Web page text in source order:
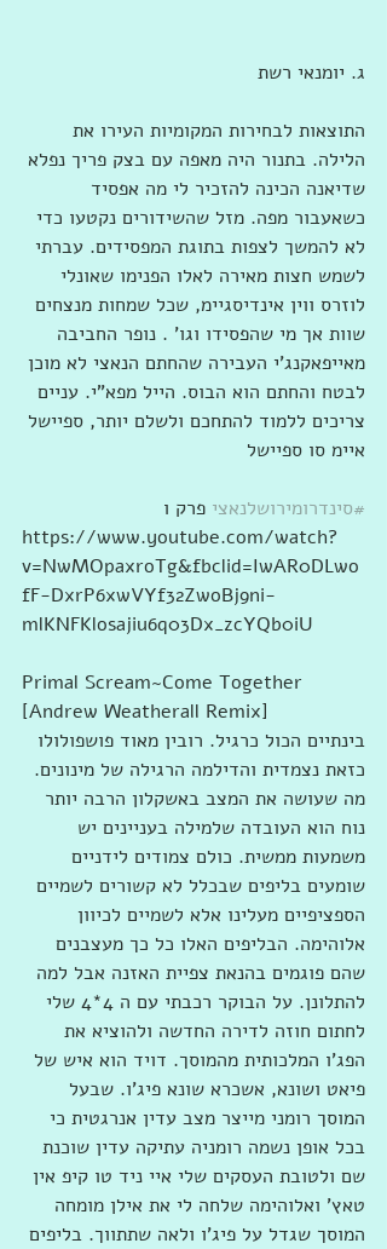
ג. יומנאי רשת
התוצאות לבחירות המקומיות העירו את
הלילה. בתנור היה מאפה עם בצק פריך נפלא
שדיאנה הכינה להזכיר לי מה אפסיד
כשאעבור מפה. מזל שהשידורים נקטעו כדי
לא להמשך לצפות בתוגת המפסידים. עברתי
לשמש חצות מאירה לאלו הפנימו שאונלי
לוזרס ווין אינדיסגיימ, שכל שמחות מנצחים
שוות אך מי שהפסידו וגו' . נופר החביבה
מאייפאקנג'י העבירה שהחתם הנאצי לא מוכן
לבטח והחתם הוא הבוס. הייל מפא"י. עניים
צריכים ללמוד להתחכם ולשלם יותר, ספיישל
איימ סו ספיישל
#סינדרומירושלנאצי פרק ו
https://www.youtube.com/watch?
v=NwMOpaxroTg&fbclid=IwAR0DLwo
fF-DxrP6xwVYf32ZwoBj9ni-
mlKNFKlosajiu6q03Dx_zcYQb0iU
Primal Scream~Come Together
[Andrew Weatherall Remix]
בינתיים הכול כרגיל. רובין מאוד פושפולולו
כזאת נצמדית והדילמה הרגילה של מינונים.
מה שעושה את המצב באשקלון הרבה יותר
נוח הוא העובדה שלמילה בעניינים יש
משמעות ממשית. כולם צמודים לידניים
שומעים בליפים שבכלל לא קשורים לשמיים
הספציפיים מעלינו אלא לשמיים לכיוון
אלוהימה. הבליפים האלו כל כך מעצבנים
שהם פוגמים בהנאת צפיית האזנה אבל למה
להתלונן. על הבוקר רכבתי עם ה 4*4 שלי
לחתום חוזה לדירה החדשה ולהוציא את
הפג'ו המלכותית מהמוסך. דויד הוא איש של
פיאט ושונא, אשכרא שונא פיג'ו. שבעל
המוסך רומני מייצר מצב עדין אנרגטית כי
בכל אופן נשמה רומניה עתיקה עדין שוכנת
שם ולטובת העסקים שלי איי ניד טו קיפ אין
טאץ' ואלוהימה שלחה לי את אילן מומחה
המוסך שגדל על פיג'ו ולאה שתתווך. בליפים